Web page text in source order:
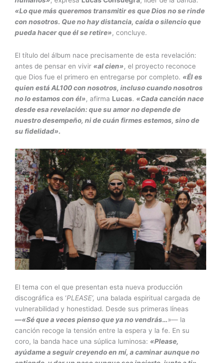
«Lo que más queremos transmitir es que Dios no se rinde
con nosotros. Que no hay distancia, caída o silencio que
pueda hacer que él se retire», concluye.
El título del álbum nace precisamente de esta revelación:
antes de pensar en vivir «al cien», el proyecto reconoce
que Dios fue el primero en entregarse por completo. «Él es
quien está AL100 con nosotros, incluso cuando nosotros
no lo estamos con él», afirma Lucas. «Cada canción nace
desde esa revelación: que su amor no depende de
nuestro desempeño, ni de cuán firmes estemos, sino de
su fidelidad».
El tema con el que presentan esta nueva producción
discográfica es ‘PLEASE’, una balada espiritual cargada de
vulnerabilidad y honestidad. Desde sus primeras líneas
—«Sé que a veces pienso que ya no vendrás…»— la
canción recoge la tensión entre la espera y la fe. En su
coro, la banda hace una súplica luminosa: «Please,
ayúdame a seguir creyendo en mí, a caminar aunque no